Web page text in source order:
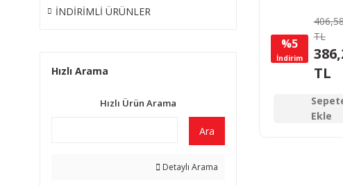
İNDİRİMLİ ÜRÜNLER
Hızlı Arama
Hızlı Ürün Arama
Ara
Detaylı Arama
Adet
%5
İndirim
TL
TL
Ekle